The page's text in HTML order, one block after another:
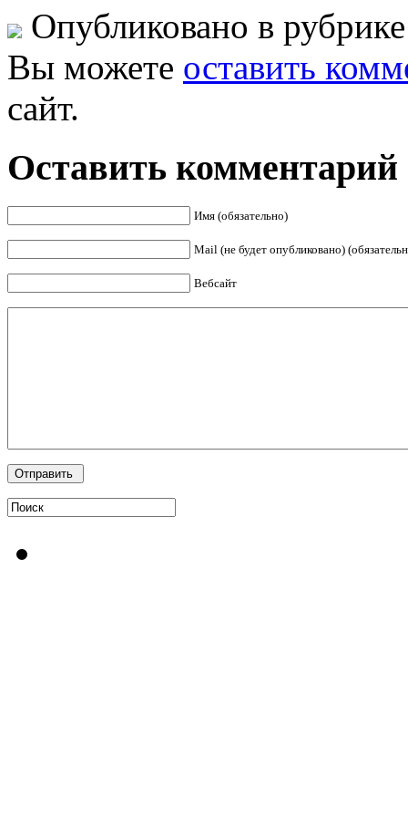
Опубликовано в
Вы можете оставить
сайт.
Оставить комментарий
Имя (обязательно)
Mail (не будет опубликовано)
Вебсайт